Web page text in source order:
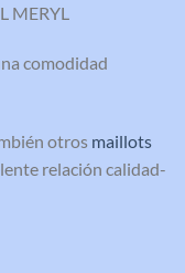
MERYL
comodidad
otros maillots
relación calidad-